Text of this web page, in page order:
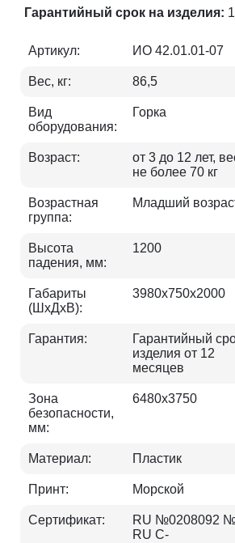
Гарантийный срок на изделия:
Артикул: ИО 42.01.01-07
Вес, кг: 86,5
Вид
оборудования:
Горка
Возраст:
от 3 до 12 лет,
не более 70 кг
Возрастная
группа:
Младший
Высота
падения, мм:
1200
Габариты
(ШхДхВ):
3980х750х2000
Гарантия:
Гарантийный
изделия от 12
месяцев
Зона
безопасности,
мм:
6480х3750
Материал: Пластик
Принт: Морской
Сертификат:
RU №0208092
RU C-